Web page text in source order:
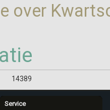
over
14389
Service